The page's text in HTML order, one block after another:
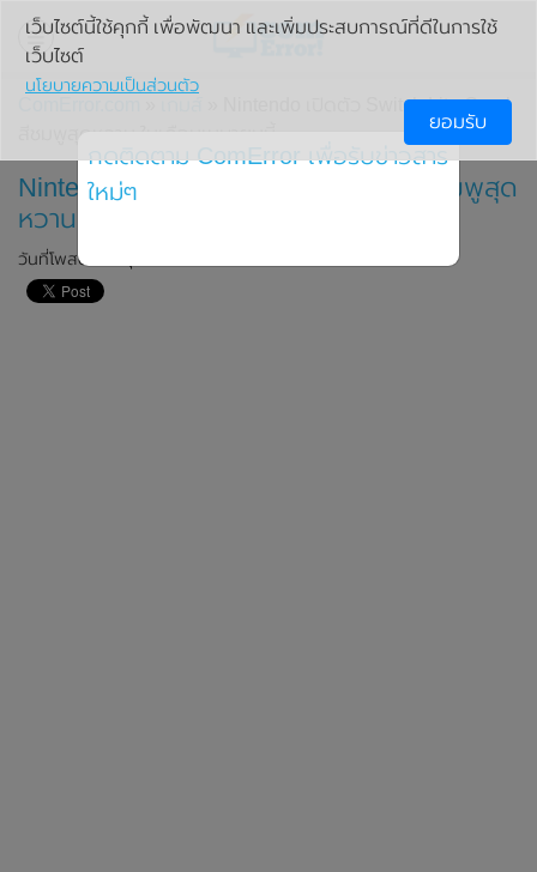
» Nintendo เปิดตัว Switch Lite Coral
Nintendo เปิดตัว Switch Lite Coral สีชมพูสุด
หวาน ในเดือนเมษายนนี้
วันที่โพสต์: 21 กุมภาพันธ์ 2020
เว็บไซต์นี้ใช้คุกกี้ เพื่อพัฒนา และเพิ่มประสบการณ์ที่ดีในการใช้
เว็บไซต์
นโยบายความเป็นส่วนตัว
ยอมรับ
กดติดตาม ComError เพื่อรับข่าวสาร
ใหม่ๆ